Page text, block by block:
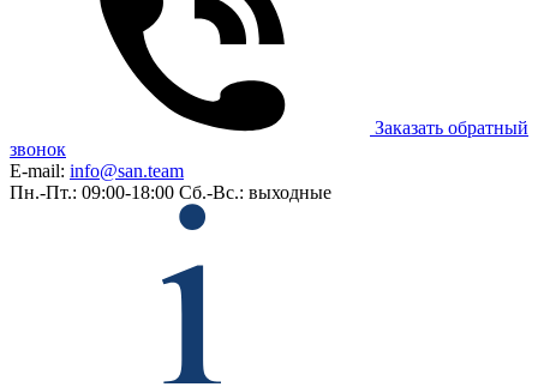
Заказать обратный
звонок
E-mail: info@san.team
Пн.-Пт.: 09:00-18:00 Сб.-Вс.: выходные